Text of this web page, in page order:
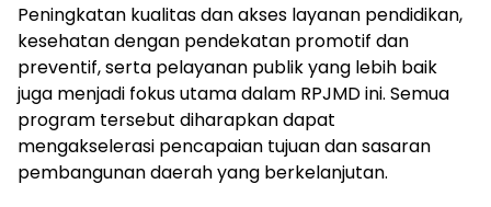
‎Peningkatan kualitas dan akses layanan pendidikan,
kesehatan dengan pendekatan promotif dan
preventif, serta pelayanan publik yang lebih baik
juga menjadi fokus utama dalam RPJMD ini. Semua
program tersebut diharapkan dapat
mengakselerasi pencapaian tujuan dan sasaran
pembangunan daerah yang berkelanjutan.